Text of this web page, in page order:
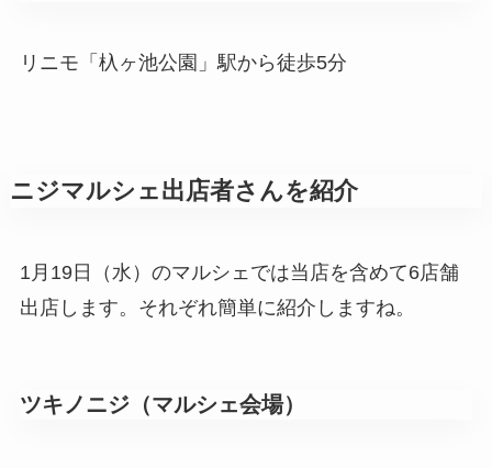
リニモ「杁ヶ池公園」駅から徒歩5分
ニジマルシェ出店者さんを紹介
1月19日（水）のマルシェでは当店を含めて6店舗
出店します。それぞれ簡単に紹介しますね。
ツキノニジ（マルシェ会場）